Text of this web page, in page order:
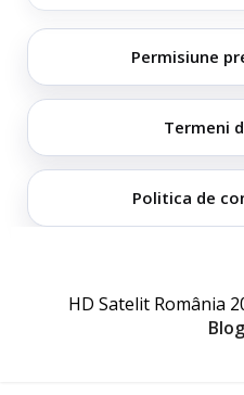
Permisiune
Termeni
Politica de
HD Satelit România